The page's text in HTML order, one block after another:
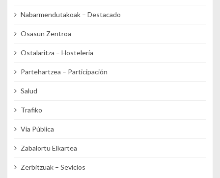
Nabarmendutakoak – Destacado
Osasun Zentroa
Ostalaritza – Hostelería
Partehartzea – Participación
Salud
Trafiko
Vía Pública
Zabalortu Elkartea
Zerbitzuak – Sevicios